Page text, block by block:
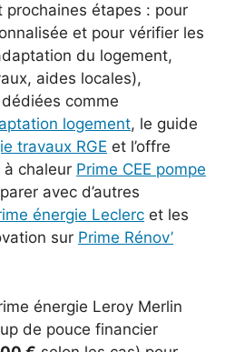
prochaines étapes : pour
et pour vérifier les
du logement,
aides locales),
comme
logement, le guide
travaux RGE et l’offre
chaleur Prime CEE pompe
avec d’autres
énergie Leclerc et les
sur Prime Rénov’
énergie Leroy Merlin
de pouce financier